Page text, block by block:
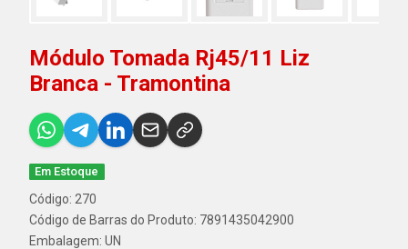
Módulo Tomada Rj45/11 Liz
Branca - Tramontina
Em Estoque
Código: 270
Código de Barras do Produto: 7891435042900
Embalagem: UN